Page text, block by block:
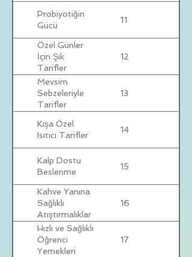
Probiyotiğin
Gücü
11
Özel Günler
İçin Şık
Tarifler
12
Mevsim
Sebzeleriyle
Tarifler
13
Kışa Özel
Isıtıcı Tarifler
14
Kalp Dostu
Beslenme
15
Kahve Yanına
Sağlıklı
Atıştırmalıklar
16
Hızlı ve Sağlıklı
Öğrenci
Yemekleri
17